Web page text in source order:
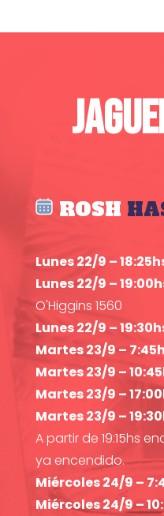
ROSH
Lunes 22/9 –
Lunes 22/9 –
O'Higgins 1560
Lunes 22/9 –
Martes 23/9 –
Martes 23/9 –
Martes 23/9 –
Martes 23/9 –
A partir de 19:15hs
ya encendido.
Miércoles 24/9 –
Miércoles 24/9 –